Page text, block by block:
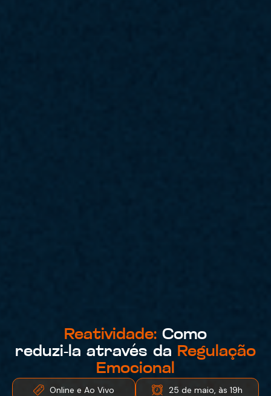
Online e Ao Vivo 25 de maio, às 19h
Reatividade:Como
reduzi-la através da Regulação
Emocional